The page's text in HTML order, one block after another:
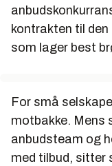
kontrakten til
som lager best
For små
motbakke. Mens
anbudsteam og
med tilbud, sitter